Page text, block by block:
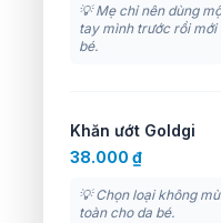
💡 Mẹ chỉ nên dùng
tay mình trước rồi mới
bé.
Khăn ướt Goldgi
38.000 ₫
💡 Chọn loại không
toàn cho da bé.